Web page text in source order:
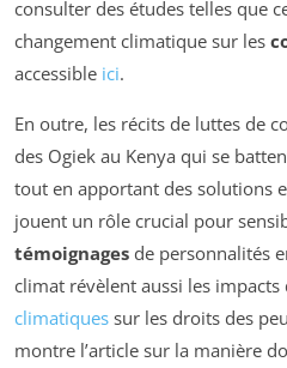
consulter des études telles que
changement climatique sur les
accessible ici.
En outre, les récits de luttes de
des Ogiek au Kenya qui se
tout en apportant des solutions
jouent un rôle crucial pour
témoignages de personnalités
climat révèlent aussi les impacts
climatiques sur les droits des
montre l’article sur la manière